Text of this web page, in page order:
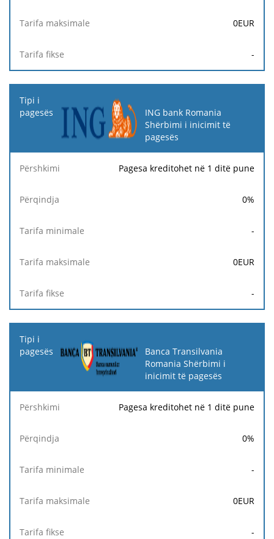
0EUR
-
ING bank Romania
Shërbimi i inicimit të
pagesës
Pagesa kreditohet në 1 ditë pune
0%
-
0EUR
-
Banca Transilvania
Romania Shërbimi i
inicimit të pagesës
Pagesa kreditohet në 1 ditë pune
0%
-
0EUR
-